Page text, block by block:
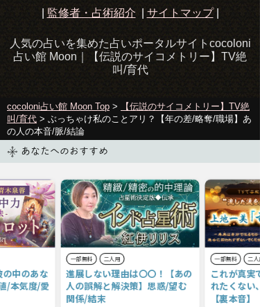
監修者・占術紹介 サイトマップ|
人気の占いを集めた占いポータルサイトcocoloni
占い館 Moon｜
【伝説のサイコメトリー】TV絶
叫/育代
cocoloni占い館 Moon Top >
【伝説のサイコメトリー】TV絶
叫/育代 > ぶっちゃけ私のことアリ？【年の差/略奪/職場】あ
の人の本音/脈/結論
あなたへのおすすめ
中のあな
/本気度/愛
一部無料 二人用
進展しない理由は〇〇！【あの
人の誤解と解決策】思惑/望む
関係/結末
一部無料 二人用
これが真
れたくない
【裏本音】